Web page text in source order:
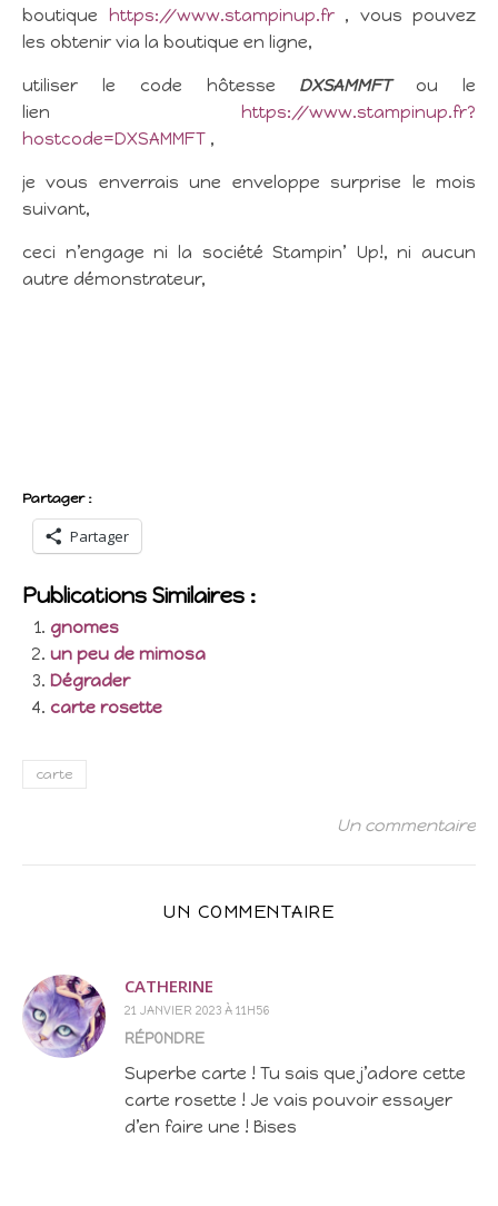
boutique
https://www.stampinup.fr, vous pouvez
les obtenir via la boutique en ligne,
utiliser le code hôtesse DXSAMMFTou le
lien
https://www.stampinup.fr?
hostcode=DXSAMMFT ,
je vous enverrais une enveloppe surprise le mois
suivant,
ceci n’engage ni la société Stampin’ Up!, ni aucun
autre démonstrateur,
Partager :
Partager
Publications Similaires :
gnomes
un peu de mimosa
Dégrader
carte rosette
carte
Un commentaire
UN COMMENTAIRE
CATHERINE
21 JANVIER 2023 À 11H56
RÉPONDRE
Superbe carte ! Tu sais que j’adore cette
carte rosette ! Je vais pouvoir essayer
d’en faire une ! Bises